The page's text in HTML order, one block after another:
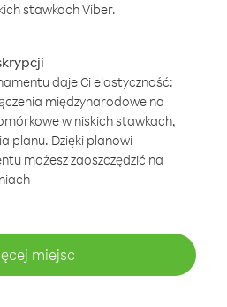
stawkach Viber.
daje Ci elastyczność:
międzynarodowe na
w niskich stawkach,
planu. Dzięki planowi
możesz zaoszczędzić na
miejsc